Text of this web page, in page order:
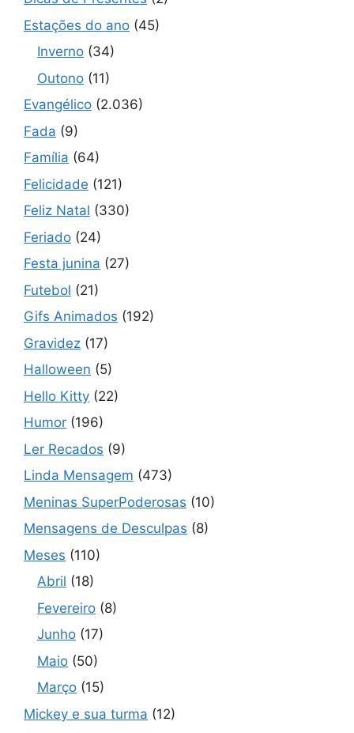
Estações do ano (45)
Inverno (34)
Outono (11)
Evangélico (2.036)
Fada (9)
Família (64)
Felicidade (121)
Feliz Natal (330)
Feriado (24)
Festa junina (27)
Futebol (21)
Gifs Animados (192)
Gravidez (17)
Halloween (5)
Hello Kitty (22)
Humor (196)
Ler Recados (9)
Linda Mensagem (473)
Meninas SuperPoderosas (10)
Mensagens de Desculpas (8)
Meses (110)
Abril (18)
Fevereiro (8)
Junho (17)
Maio (50)
Março (15)
Mickey e sua turma (12)